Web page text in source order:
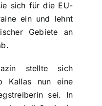
sich für die EU-
ein und lehnt
Gebiete an
stellte sich
Kallas nun eine
sei. In